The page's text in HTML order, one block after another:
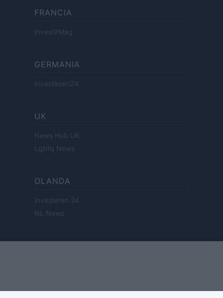
FRANCIA
InvestirMag
GERMANIA
Investieren24
UK
News Hub UK
Lgbtq News
OLANDA
Investeren 24
NL Newz